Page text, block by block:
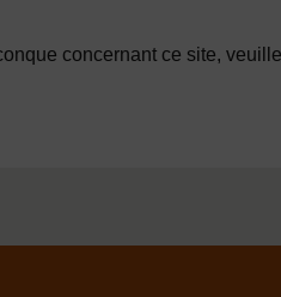
concernant ce site,